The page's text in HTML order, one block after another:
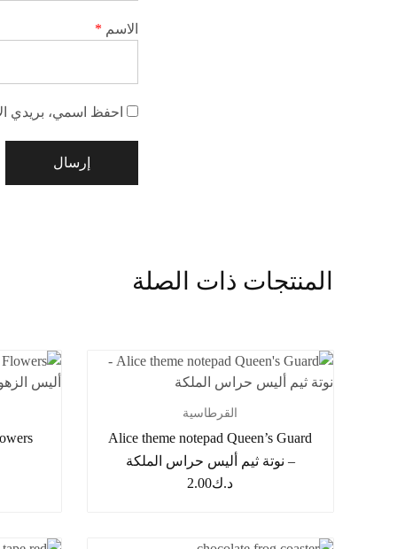
الاسم *
احفظ اسمي، بريدي
القرطاسية
Alice theme notepad Queen’s Guard
– نوتة ثيم أليس حراس الملكة
د.ك2.00